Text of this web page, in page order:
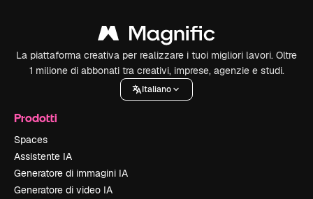
La piattaforma creativa per realizzare i tuoi migliori lavori. Oltre
1 milione di abbonati tra creativi, imprese, agenzie e studi.
Italiano
Prodotti
Spaces
Assistente IA
Generatore di immagini IA
Generatore di video IA